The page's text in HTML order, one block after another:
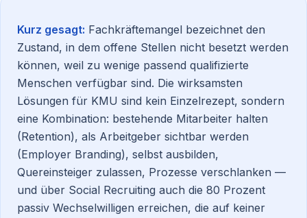
Kurz gesagt: Fachkräftemangel bezeichnet den
Zustand, in dem offene Stellen nicht besetzt werden
können, weil zu wenige passend qualifizierte
Menschen verfügbar sind. Die wirksamsten
Lösungen für KMU sind kein Einzelrezept, sondern
eine Kombination: bestehende Mitarbeiter halten
(Retention), als Arbeitgeber sichtbar werden
(Employer Branding), selbst ausbilden,
Quereinsteiger zulassen, Prozesse verschlanken —
und über Social Recruiting auch die 80 Prozent
passiv Wechselwilligen erreichen, die auf keiner